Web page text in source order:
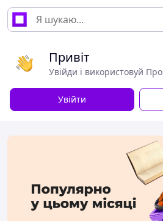
Привіт
Увійди і використовуй
Увійти